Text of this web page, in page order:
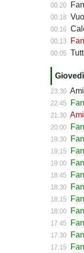
00:20
00:18
00:16
00:13
00:05
23:30
22:45
21:30
20:00
19:30
19:15
19:00
18:45
18:30
18:15
18:00
17:45
17:30
17:15